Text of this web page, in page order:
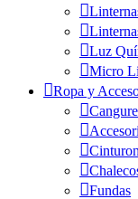
Luz
Micro
Ropa y
Fundas